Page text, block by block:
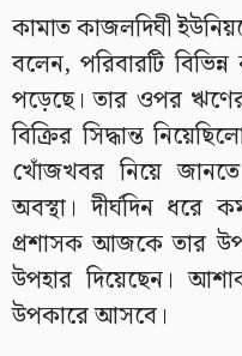
কামাত কাজলদিঘী
বলেন, পরিবারটি
পড়েছে। তার ওপর
বিক্রির সিদ্ধান্ত
খোঁজখবর নিয়ে
অবস্থা। দীর্ঘদিন ধরে
প্রশাসক আজকে তার
উপহার দিয়েছেন।
উপকারে আসবে।